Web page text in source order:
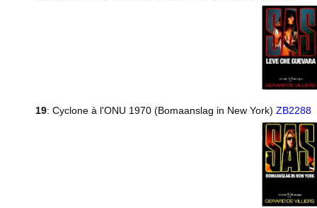
19: Cyclone à l'ONU 1970 (Bomaanslag in New York) ZB2288